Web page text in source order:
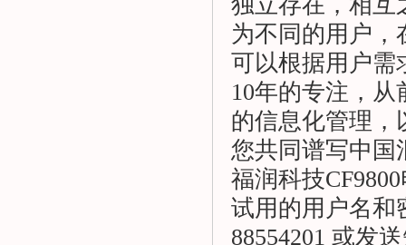
为不同的用户，
可以根据用户需
10年的专注，
的信息化管理，
您共同谱写中国
福润科技
试用的用户名和
88554201 或发